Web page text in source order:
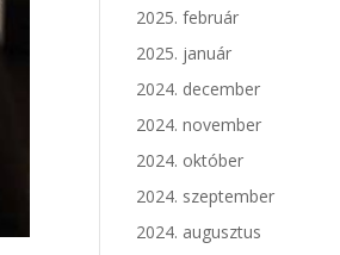
2025. február
2025. január
2024. december
2024. november
2024. október
2024. szeptember
2024. augusztus